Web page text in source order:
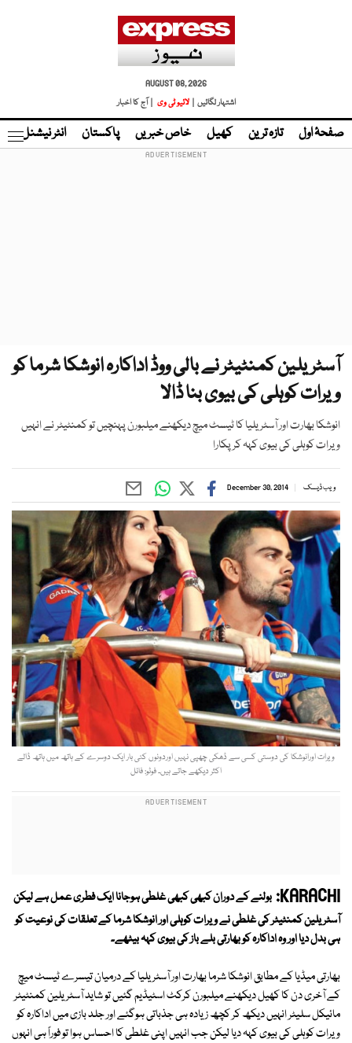
AUGUST 08, 2026
اشتہار لگائیں |
لائیو ٹی وی | آج کا اخبار
صفحۂ اول تازہ ترین کھیل خاص خبریں پاکستان انٹر نیشنل
آسٹریلین کمنٹیٹر نے بالی ووڈ اداکارہ انوشکا شرما کو
ویرات کوہلی کی بیوی بنا ڈالا
انوشکا بھارت اور آسٹریلیا کا ٹیسٹ میچ دیکھنے میلبورن پہنچیں تو کمنٹیٹر نے انہیں
ویرات کوہلی کی بیوی کہہ کرپکارا
ویب ڈیسک December 30, 2014
ویرات اورانوشکا کی دوستی کسی سے ڈھکی چھپی نہیں اوردونوں کئی بار ایک دوسرے کے ہاتھ میں ہاتھ ڈالے
اکثر دیکھے جاتے ہیں۔ فوٹو: فائل
KARACHI: بولنے کے دوران کبھی کبھی غلطی ہوجانا ایک فطری عمل ہے لیکن
آسٹریلین کمنٹیٹر کی غلطی نے ویرات کوہلی اور انوشکا شرما کے تعلقات کی نوعیت کو
ہی بدل دیا اور وہ اداکارہ کو بھارتی بلے باز کی بیوی کہہ بیٹھے۔
بھارتی میڈیا کے مطابق انوشکا شرما بھارت اور آسٹریلیا کے درمیان تیسرے ٹیسٹ میچ
کے آخری دن کا کھیل دیکھنے میلبورن کرکٹ اسٹیڈیم گئیں تو شاید آسٹریلین کمنٹیٹر
مائیکل سلیٹر انہیں دیکھ کر کچھ زیادہ ہی جذباتی ہوگئے اور جلد بازی میں اداکارہ کو
ویرات کوہلی کی بیوی کہہ دیا لیکن جب انہیں اپنی غلطی کا احساس ہوا تو فوراً ہی انہوں